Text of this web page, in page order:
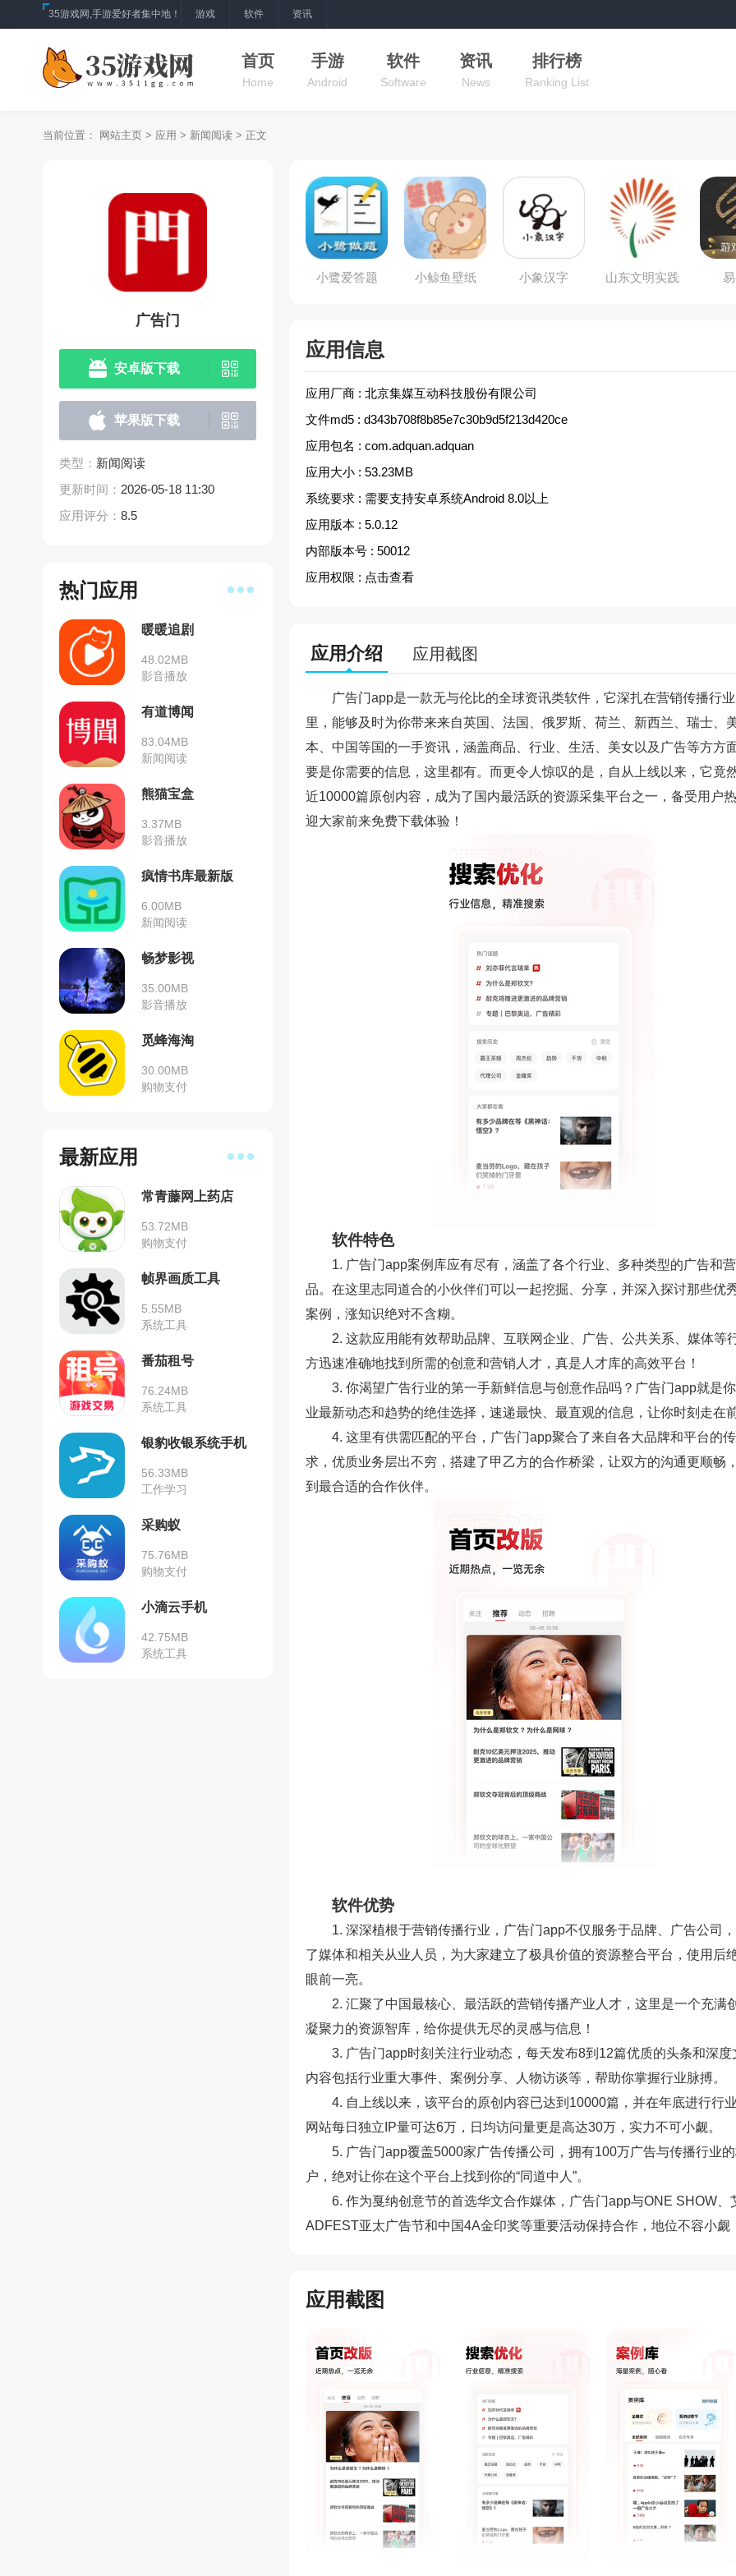
35游戏网,手游爱好者集中地！ 游戏 软件 资讯
首页
Home
手游
Android
软件
Software
资讯
News
排行榜
Ranking List
当前位置： 网站主页 > 应用 > 新闻阅读 > 正文
广告门
安卓版下载
苹果版下载
类型： 新闻阅读
更新时间： 2026-05-18 11:30
应用评分： 8.5
热门应用
暖暖追剧
48.02MB
影音播放
有道博闻
83.04MB
新闻阅读
熊猫宝盒
3.37MB
影音播放
疯情书库最新版
6.00MB
新闻阅读
畅梦影视
35.00MB
影音播放
觅蜂海淘
30.00MB
购物支付
最新应用
常青藤网上药店
53.72MB
购物支付
帧界画质工具
5.55MB
系统工具
番茄租号
76.24MB
系统工具
银豹收银系统手机
56.33MB
工作学习
采购蚁
75.76MB
购物支付
小滴云手机
42.75MB
系统工具
小鹭爱答题 小鲸鱼壁纸 小象汉字
山东文明实践
应用信息
应用厂商 : 北京集媒互动科技股份有限公司
文件md5 : d343b708f8b85e7c30b9d5f213d420ce
应用包名 : com.adquan.adquan
应用大小 : 53.23MB
系统要求 : 需要支持安卓系统Android 8.0以上
应用版本 : 5.0.12
内部版本号 : 50012
应用权限 : 点击查看
应用介绍 应用截图
广告门app是一款无与伦比的全球资讯类软件，它深扎在营销传播行
里，能够及时为你带来来自英国、法国、俄罗斯、荷兰、新西兰、瑞士、
本、中国等国的一手资讯，涵盖商品、行业、生活、美女以及广告等方方
要是你需要的信息，这里都有。而更令人惊叹的是，自从上线以来，它竟
近10000篇原创内容，成为了国内最活跃的资源采集平台之一，备受用户
迎大家前来免费下载体验！
软件特色
1. 广告门app案例库应有尽有，涵盖了各个行业、多种类型的广告和
品。在这里志同道合的小伙伴们可以一起挖掘、分享，并深入探讨那些优
案例，涨知识绝对不含糊。
2. 这款应用能有效帮助品牌、互联网企业、广告、公共关系、媒体等
方迅速准确地找到所需的创意和营销人才，真是人才库的高效平台！
3. 你渴望广告行业的第一手新鲜信息与创意作品吗？广告门app就是
业最新动态和趋势的绝佳选择，速递最快、最直观的信息，让你时刻走在
4. 这里有供需匹配的平台，广告门app聚合了来自各大品牌和平台的
求，优质业务层出不穷，搭建了甲乙方的合作桥梁，让双方的沟通更顺畅
到最合适的合作伙伴。
软件优势
1. 深深植根于营销传播行业，广告门app不仅服务于品牌、广告公司
了媒体和相关从业人员，为大家建立了极具价值的资源整合平台，使用后
眼前一亮。
2. 汇聚了中国最核心、最活跃的营销传播产业人才，这里是一个充满
凝聚力的资源智库，给你提供无尽的灵感与信息！
3. 广告门app时刻关注行业动态，每天发布8到12篇优质的头条和深度
内容包括行业重大事件、案例分享、人物访谈等，帮助你掌握行业脉搏。
4. 自上线以来，该平台的原创内容已达到10000篇，并在年底进行行
网站每日独立IP量可达6万，日均访问量更是高达30万，实力不可小觑。
5. 广告门app覆盖5000家广告传播公司，拥有100万广告与传播行业
户，绝对让你在这个平台上找到你的“同道中人”。
6. 作为戛纳创意节的首选华文合作媒体，广告门app与ONE SHOW、
ADFEST亚太广告节和中国4A金印奖等重要活动保持合作，地位不容小觑
应用截图